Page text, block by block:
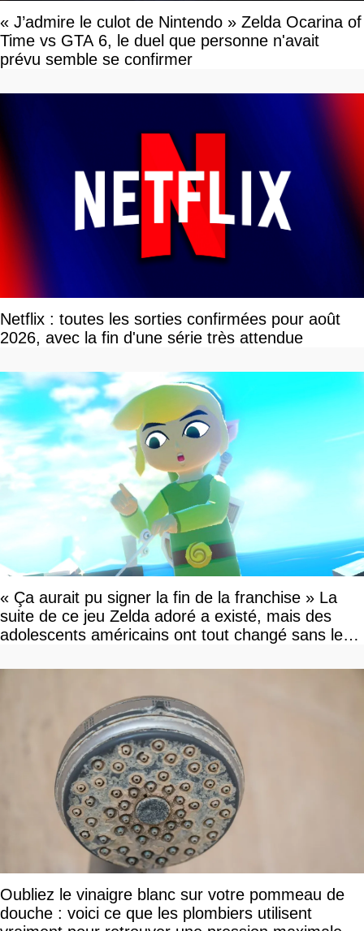
« J’admire le culot de Nintendo » Zelda Ocarina of
Time vs GTA 6, le duel que personne n'avait
prévu semble se confirmer
Netflix : toutes les sorties confirmées pour août
2026, avec la fin d'une série très attendue
« Ça aurait pu signer la fin de la franchise » La
suite de ce jeu Zelda adoré a existé, mais des
adolescents américains ont tout changé sans le
Oubliez le vinaigre blanc sur votre pommeau de
douche : voici ce que les plombiers utilisent